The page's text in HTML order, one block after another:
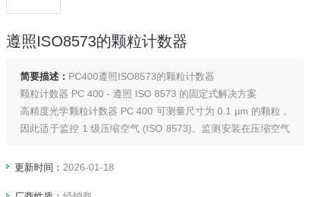
遵照ISO8573的颗粒计数器
简要描述： PC400遵照ISO8573的颗粒计数器​
颗粒计数器 PC 400 - 遵照 ISO 8573 的固定式解决方案
高精度光学颗粒计数器 PC 400 可测量尺寸为 0.1 µm 的颗粒，
因此适于监控 1 级压缩空气 (ISO 8573)。监测安装在压缩空气
动监控压缩空气流量，颗粒计数器可提供无颗粒的压缩空气。
更新时间： 2026-01-18